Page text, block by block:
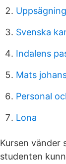
Svenska
Indalens
Mats
Personal
Lona
Kursen vänder
studenten